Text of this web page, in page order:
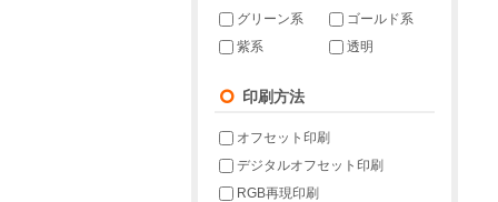
グリーン系
ゴールド系
紫系
透明
印刷方法
オフセット印刷
デジタルオフセット印刷
RGB再現印刷